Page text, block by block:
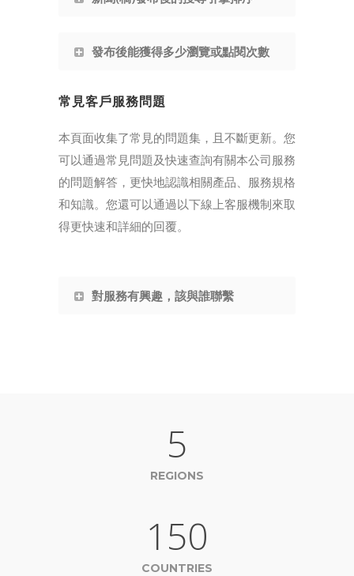
發布後能獲得多少瀏覽或點閱次數
常見客戶服務問題
本頁面收集了常見的問題集，且不斷更新。您
可以通過常見問題及快速查詢有關本公司服務
的問題解答，更快地認識相關產品、服務規格
和知識。您還可以通過以下線上客服機制來取
得更快速和詳細的回覆。
對服務有興趣，該與誰聯繫
5
REGIONS
150
COUNTRIES